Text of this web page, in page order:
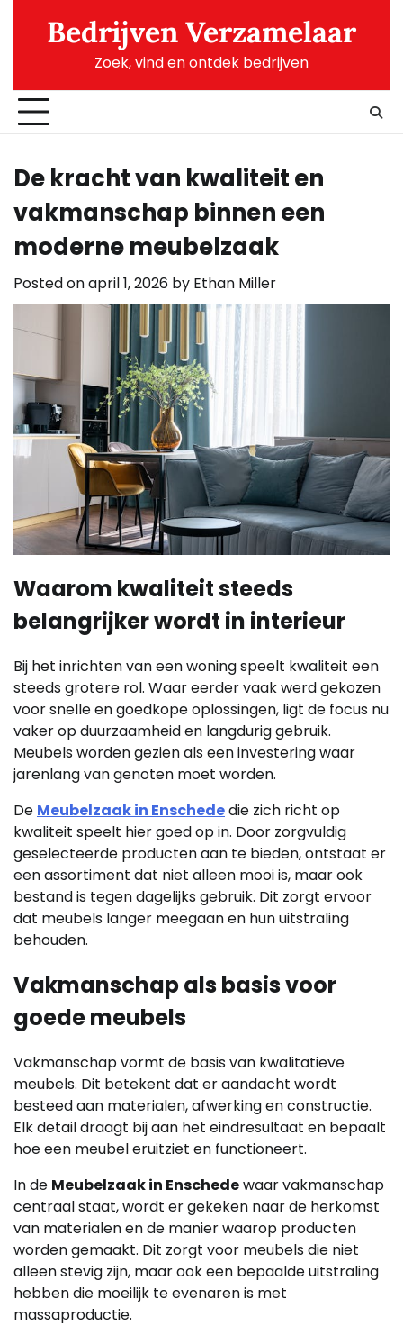
Bedrijven Verzamelaar
Zoek, vind en ontdek bedrijven
De kracht van kwaliteit en
vakmanschap binnen een
moderne meubelzaak
Posted onapril 1, 2026 by Ethan Miller
Waarom kwaliteit steeds
belangrijker wordt in interieur
Bij het inrichten van een woning speelt kwaliteit een
steeds grotere rol. Waar eerder vaak werd gekozen
voor snelle en goedkope oplossingen, ligt de focus nu
vaker op duurzaamheid en langdurig gebruik.
Meubels worden gezien als een investering waar
jarenlang van genoten moet worden.
De Meubelzaak in Enschededie zich richt op
kwaliteit speelt hier goed op in. Door zorgvuldig
geselecteerde producten aan te bieden, ontstaat er
een assortiment dat niet alleen mooi is, maar ook
bestand is tegen dagelijks gebruik. Dit zorgt ervoor
dat meubels langer meegaan en hun uitstraling
behouden.
Vakmanschap als basis voor
goede meubels
Vakmanschap vormt de basis van kwalitatieve
meubels. Dit betekent dat er aandacht wordt
besteed aan materialen, afwerking en constructie.
Elk detail draagt bij aan het eindresultaat en bepaalt
hoe een meubel eruitziet en functioneert.
In de Meubelzaak in Enschedewaar vakmanschap
centraal staat, wordt er gekeken naar de herkomst
van materialen en de manier waarop producten
worden gemaakt. Dit zorgt voor meubels die niet
alleen stevig zijn, maar ook een bepaalde uitstraling
hebben die moeilijk te evenaren is met
massaproductie.